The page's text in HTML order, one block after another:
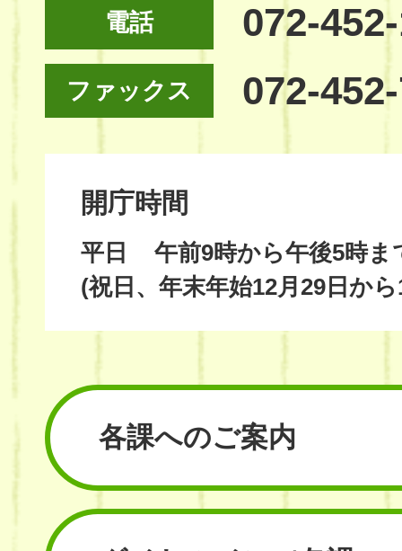
電話 072-
ファックス 072-
開庁時間
平日
午前9時から午後5時ま
(祝日、年末年始12月29日か
各課へのご案内